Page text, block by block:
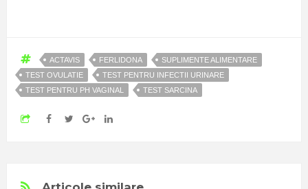
ACTAVIS FERLIDONA
SUPLIMENTE ALIMENTARE
TEST OVULATIE
TEST PENTRU INFECTII URINARE
TEST PENTRU PH VAGINAL
TEST SARCINA